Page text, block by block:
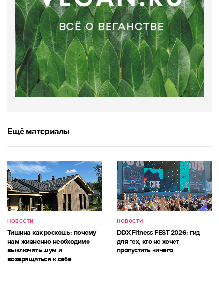
Ещё материалы
НОВОСТИ
Тишина как роскошь: почему
нам жизненно необходимо
выключать шум и
возвращаться к себе
НОВОСТИ
DDX Fitness FEST 2026: гид
для тех, кто не хочет
пропустить ничего